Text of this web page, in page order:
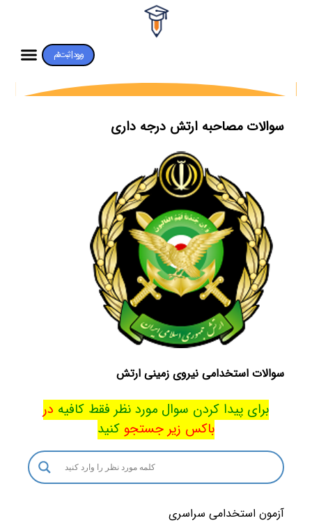
ورود | ثبت‌نام
سوالات مصاحبه ارتش درجه داری
سوالات استخدامی نیروی زمینی ارتش
برای پیدا کردن سوال مورد نظر فقط کافیه در
باکس زیر جستجو کنید
آزمون استخدامی سراسری